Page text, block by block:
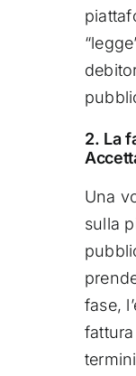
2. La
Una
sulla
fase,